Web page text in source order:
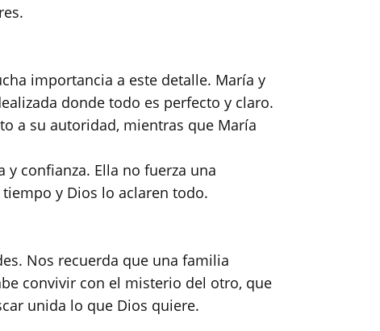
importancia a este detalle. María y
donde todo es perfecto y claro.
a su autoridad, mientras que María
confianza. Ella no fuerza una
y Dios lo aclaren todo.
Nos recuerda que una familia
convivir con el misterio del otro, que
unida lo que Dios quiere.